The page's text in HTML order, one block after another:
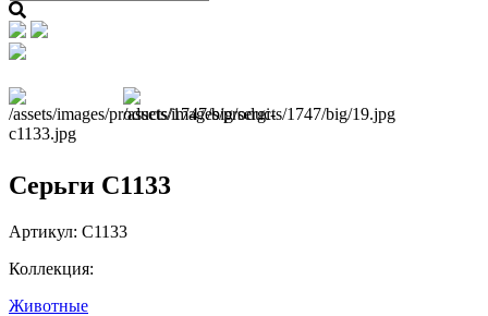
Серьги С1133
Артикул: С1133
Коллекция:
Животные